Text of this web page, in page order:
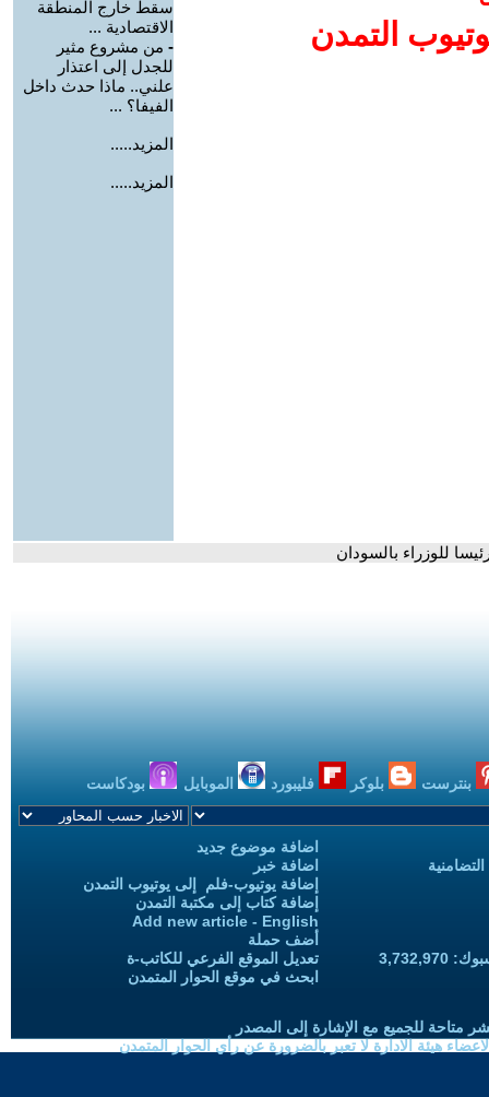
التمدن
سقط خارج المنطقة
الاقتصادية ...
- من مشروع مثير
للجدل إلى اعتذار
علني.. ماذا حدث داخل
الفيفا؟ ...
المزيد.....
المزيد.....
للوزراء بالسودان
بنترست بلوكر فليبورد الموبايل بودكاست
اضافة موضوع جديد
اضافة خبر
إضافة يوتيوب-فلم إلى يوتيوب التمدن
إضافة كتاب إلى مكتبة التمدن
Add new article - English
أضف حملة
تعديل الموقع الفرعي للكاتب-ة
ابحث في موقع الحوار المتمدن
متاحة للجميع مع الإشارة إلى المصدر
هيئة الادارة لا تعبر بالضرورة عن رأي الحوار المتمدن